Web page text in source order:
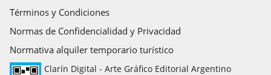
Términos y Condiciones
Normas de Confidencialidad y Privacidad
Normativa alquiler temporario turístico
Clarín Digital - Arte Gráfico Editorial Argentino